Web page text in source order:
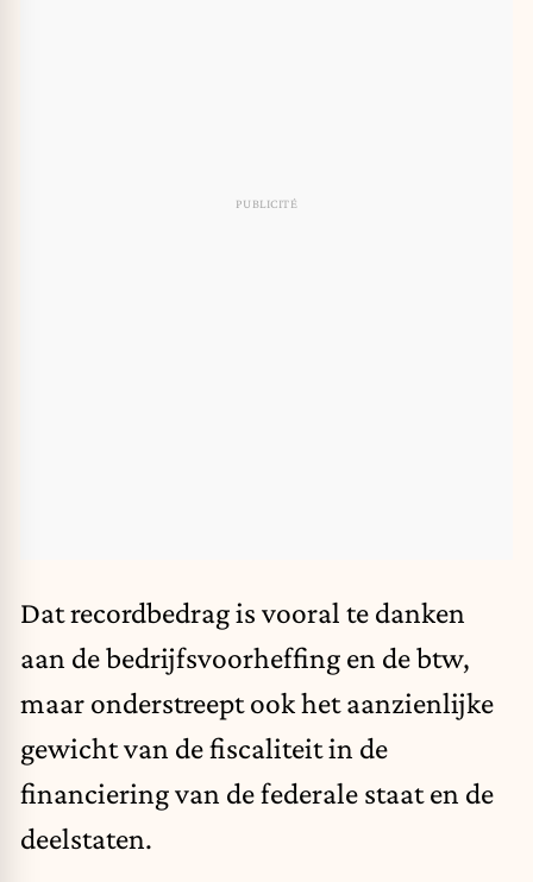
Dat recordbedrag is vooral te danken
aan de bedrijfsvoorheffing en de btw,
maar onderstreept ook het aanzienlijke
gewicht van de fiscaliteit in de
financiering van de federale staat en de
deelstaten.